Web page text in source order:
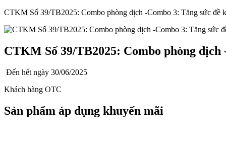
CTKM Số 39/TB2025: Combo phòng dịch -Combo 3: Tăng sức đề
CTKM Số 39/TB2025: Combo phòng dịch
Đến hết ngày 30/06/2025
Khách hàng OTC
Sản phẩm áp dụng khuyến mãi